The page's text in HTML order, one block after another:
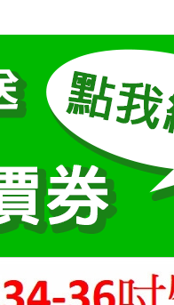
帳／街口支付／iPASS MONEY」
【注意事項】
1.本服務係由「台灣大哥大股份有
用戶於交易時，得透過本服務購買
款買賣價金債權讓與本公司後，依
2.基於同意付款使用「大哥付你分
資料（包含姓名、電話或地址）提
用，由本公司與您本人進行分期帳
3.完整用戶服務條款，請詳閱以下
３．收到繳費通知簡訊後14天內
／ATM／網路銀行／等多元方式進
※ 請注意：結帳手續完成當下不需
絡購買商品的店家。未經商家同意
先享後付繳納相關費用。
※ 交易是否成功請以「AFTEE先
是否繳費成功／繳費後需取消欲退
付客戶支援中心」 https://
【注意事項】
１．透過由恩沛科技股份有限公司
交易，需依本服務之必要範圍內提
https://aftee.tw/terms/#terms3
３．未成年的使用者請事先徵得法
全家付款取貨
每筆NT$80，滿NT$699(含以
付款後全家取貨
每筆NT$80，滿NT$699(含以
付款後萊爾富取貨
每筆NT$80，滿NT$699(含以
7-11付款取貨
每筆NT$80，滿NT$699(含以上
每筆NT$80，滿NT$699(含以